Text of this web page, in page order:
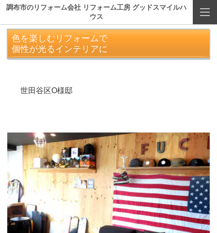
調布市のリフォーム会社 リフォーム工房 グッドスマイルハ
ウス
色を楽しむリフォームで
個性が光るインテリアに
世田谷区O様邸